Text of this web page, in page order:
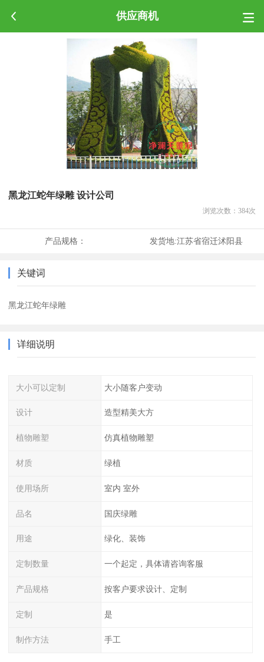
供应商机
黑龙江蛇年绿雕 设计公司
浏览次数： 384次
产品规格： 发货地:江苏省宿迁沭阳县
关键词
黑龙江蛇年绿雕
详细说明
大小可以定制 大小随客户变动
设计 造型精美大方
植物雕塑 仿真植物雕塑
材质 绿植
使用场所 室内 室外
品名 国庆绿雕
用途 绿化、装饰
定制数量 一个起定，具体请咨询客服
产品规格 按客户要求设计、定制
定制 是
制作方法 手工